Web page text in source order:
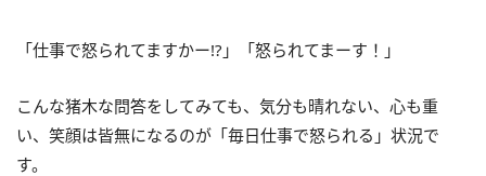
「仕事で怒られてますかー!?」「怒られてまーす！」
こんな猪木な問答をしてみても、気分も晴れない、心も重
い、笑顔は皆無になるのが「毎日仕事で怒られる」状況で
す。